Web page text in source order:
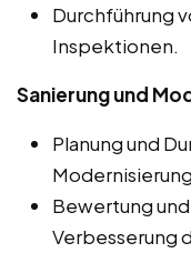
Durchführung
Inspektionen.
Sanierung und
Planung und
Bewertung
Verbesserung